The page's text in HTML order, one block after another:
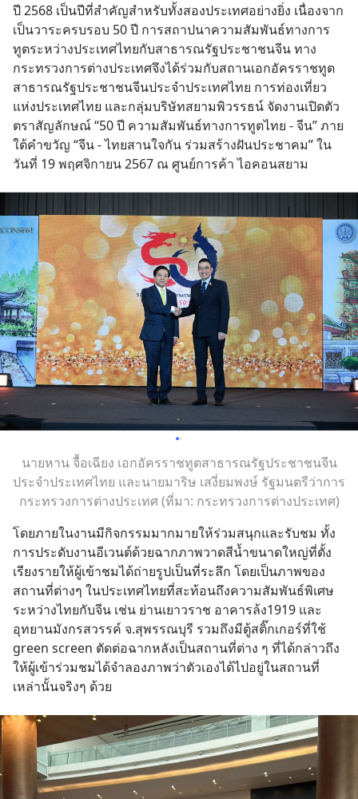
ปี 2568 เป็นปีที่สำคัญสำหรับทั้งสองประเทศอย่างยิ่ง เนื่องจาก
เป็นวาระครบรอบ 50 ปี การสถาปนาความสัมพันธ์ทางการ
ทูตระหว่างประเทศไทยกับสาธารณรัฐประชาชนจีน ทาง
กระทรวงการต่างประเทศจึงได้ร่วมกับสถานเอกอัครราชทูต
สาธารณรัฐประชาชนจีนประจำประเทศไทย การท่องเที่ยว
แห่งประเทศไทย และกลุ่มบริษัทสยามพิวรรธน์ จัดงานเปิดตัว
ตราสัญลักษณ์ “50 ปี ความสัมพันธ์ทางการทูตไทย - จีน” ภาย
ใต้คำขวัญ “จีน - ไทยสานใจกัน ร่วมสร้างฝันประชาคม” ใน
วันที่ 19 พฤศจิกายน 2567 ณ ศูนย์การค้า ไอคอนสยาม
นายหาน จื้อเฉียง เอกอัครราชทูตสาธารณรัฐประชาชนจีน
ประจำประเทศไทย และนายมาริษ เสงี่ยมพงษ์ รัฐมนตรีว่าการ
กระทรวงการต่างประเทศ (ที่มา: กระทรวงการต่างประเทศ)
โดยภายในงานมีกิจกรรมมากมายให้ร่วมสนุกและรับชม ทั้ง
การประดับงานอีเวนต์ด้วยฉากภาพวาดสีน้ำขนาดใหญ่ที่ตั้ง
เรียงรายให้ผู้เข้าชมได้ถ่ายรูปเป็นที่ระลึก โดยเป็นภาพของ
สถานที่ต่างๆ ในประเทศไทยที่สะท้อนถึงความสัมพันธ์พิเศษ
ระหว่างไทยกับจีน เช่น ย่านเยาวราช อาคารล้ง1919 และ
อุทยานมังกรสวรรค์ จ.สุพรรณบุรี รวมถึงมีตู้สติ๊กเกอร์ที่ใช้
green screen ตัดต่อฉากหลังเป็นสถานที่ต่าง ๆ ที่ได้กล่าวถึง
ให้ผู้เข้าร่วมชมได้จำลองภาพว่าตัวเองได้ไปอยู่ในสถานที่
เหล่านั้นจริงๆ ด้วย